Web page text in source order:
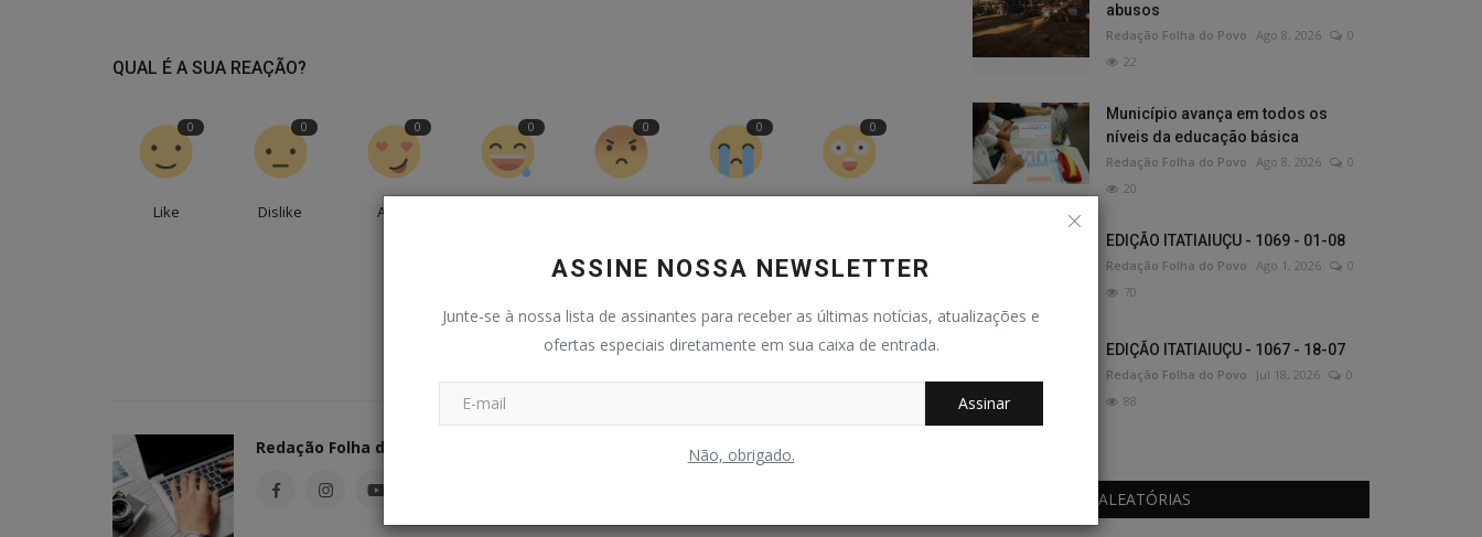
ASSINE NOSSA NEWSLETTER
Junte-se à nossa lista de assinantes para receber as últimas notícias, atualizações e
ofertas especiais diretamente em sua caixa de entrada.
Assinar
Não, obrigado.
QUAL É A SUA REAÇÃO?
0
Like
0
Dislike
0
Amei
0 0 0 0
Redação Folha do Povo
abusos
Redação Folha do Povo Ago 8, 2026
0
22
Município avança em todos os
níveis da educação básica
Redação Folha do Povo Ago 8, 2026
0
20
EDIÇÃO ITATIAIUÇU - 1069 - 01-08
Redação Folha do Povo Ago 1, 2026
0
70
EDIÇÃO ITATIAIUÇU - 1067 - 18-07
Redação Folha do Povo Jul 18, 2026
0
88
PUBLICAÇÕES ALEATÓRIAS